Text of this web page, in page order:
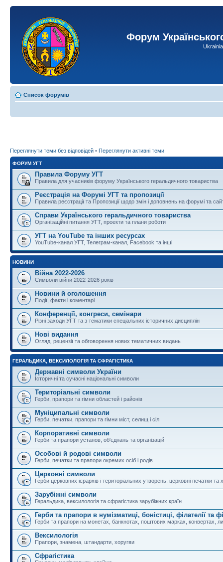
Форум
Список форумів
Переглянути теми без відповідей • Переглянути активні теми
ФОРУМ УГТ
Правила Форуму УГТ
Правила для учасників форуму Українського геральдичного товариства
Реєстрація на Форумі УГТ та пропозиції
Правила реєстрації та Пропозиції щодо змін і доповнень на форумі та
Справи Українського геральдичного товариства
Організаційні питання УГТ, проекти та плани роботи
УГТ на YouTube та інших ресурсах
YouTube-канал УГТ, Телеграм-канал, Facebook та інші
НОВИНИ
Війна 2022-2026
Символи війни 2022-2026 років
Новини й оголошення
Події, факти і коментарі
Конференції, конгреси, семінари
Різні заходи УГТ та з тематики спеціальних історичних дисциплін
Нові видання
Огляд, рецензії та обговорення нових тематичних видань
ГЕРАЛЬДИКА, ВЕКСИЛОЛОГІЯ ТА СФРАГІСТИКА
Державні символи України
Історичні та сучасні національні символи
Територіальні символи
Герби, прапори та гімни областей і районів
Муніципальні символи
Герби, печатки, прапори та гімни міст, селищ і сіл
Корпоративні символи
Герби та прапори установ, об'єднань та організацій
Особові й родові символи
Герби, печатки та прапори окремих осіб і родів
Церковні символи
Герби церковних ієрархів і територіальних утворень, церковні печатки та
Зарубіжні символи
Геральдика, вексилологія та сфрагістика зарубіжних країн
Герби та прапори в нумізматиці, боністиці, філателії та
Герби та прапори на монетах, банкнотах, поштових марках, конвертах,
Вексилологія
Прапори, знамена, штандарти, хоругви
Сфрагістика